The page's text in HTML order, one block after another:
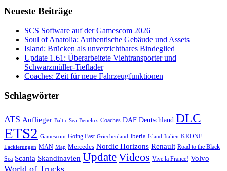
Neueste Beiträge
SCS Software auf der Gamescom 2026
Soul of Anatolia: Authentische Gebäude und Assets
Island: Brücken als unverzichtbares Bindeglied
Update 1.61: Überarbeitete Viehtransporter und
Schwarzmüller-Tieflader
Coaches: Zeit für neue Fahrzeugfunktionen
Schlagwörter
ATS Auflieger Baltic Sea Benelux Coaches DAF Deutschland DLC
ETS2 Gamescom Going East Griechenland Iberia Island Italien KRONE
Lackierungen MAN Map Mercedes Nordic Horizons Renault Road to the Black
Sea Scania Skandinavien UpdateVideos Vive la France! Volvo
World of Trucks